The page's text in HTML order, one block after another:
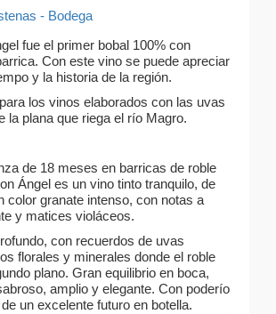
- Bodega
fue el primer bobal 100% con
Con este vino se puede apreciar
y la historia de la región.
los vinos elaborados con las uvas
la plana que riega el río Magro.
de 18 meses en barricas de roble
Ángel es un vino tinto tranquilo, de
color granate intenso, con notas a
y matices violáceos.
con recuerdos de uvas
florales y minerales donde el roble
plano. Gran equilibrio en boca,
amplio y elegante. Con poderío
un excelente futuro en botella.